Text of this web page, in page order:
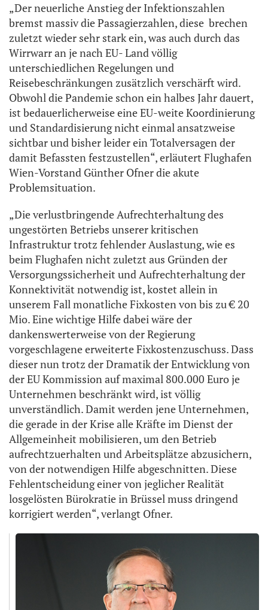
„Der neuerliche Anstieg der Infektionszahlen
bremst massiv die Passagierzahlen, diese brechen
zuletzt wieder sehr stark ein, was auch durch das
Wirrwarr an je nach EU- Land völlig
unterschiedlichen Regelungen und
Reisebeschränkungen zusätzlich verschärft wird.
Obwohl die Pandemie schon ein halbes Jahr dauert,
ist bedauerlicherweise eine EU-weite Koordinierung
und Standardisierung nicht einmal ansatzweise
sichtbar und bisher leider ein Totalversagen der
damit Befassten festzustellen“, erläutert Flughafen
Wien-Vorstand Günther Ofner die akute
Problemsituation.
„Die verlustbringende Aufrechterhaltung des
ungestörten Betriebs unserer kritischen
Infrastruktur trotz fehlender Auslastung, wie es
beim Flughafen nicht zuletzt aus Gründen der
Versorgungssicherheit und Aufrechterhaltung der
Konnektivität notwendig ist, kostet allein in
unserem Fall monatliche Fixkosten von bis zu € 20
Mio. Eine wichtige Hilfe dabei wäre der
dankenswerterweise von der Regierung
vorgeschlagene erweiterte Fixkostenzuschuss. Dass
dieser nun trotz der Dramatik der Entwicklung von
der EU Kommission auf maximal 800.000 Euro je
Unternehmen beschränkt wird, ist völlig
unverständlich. Damit werden jene Unternehmen,
die gerade in der Krise alle Kräfte im Dienst der
Allgemeinheit mobilisieren, um den Betrieb
aufrechtzuerhalten und Arbeitsplätze abzusichern,
von der notwendigen Hilfe abgeschnitten. Diese
Fehlentscheidung einer von jeglicher Realität
losgelösten Bürokratie in Brüssel muss dringend
korrigiert werden“, verlangt Ofner.